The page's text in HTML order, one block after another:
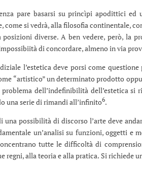
pare basarsi su princìpi apodittici ed
come si vedrà, alla filosofia continentale,
diverse. A ben vedere, però, la
di concordare, almeno in via
l’estetica deve porsi come
“artistico” un determinato prodotto
dell’indefinibilità dell’estetica si
una serie di rimandi all’infinito6.
una possibilità di discorso l’arte deve
un’analisi su funzioni, oggetti e
tutte le difficoltà di
regni, alla teoria e alla pratica. Si richiede